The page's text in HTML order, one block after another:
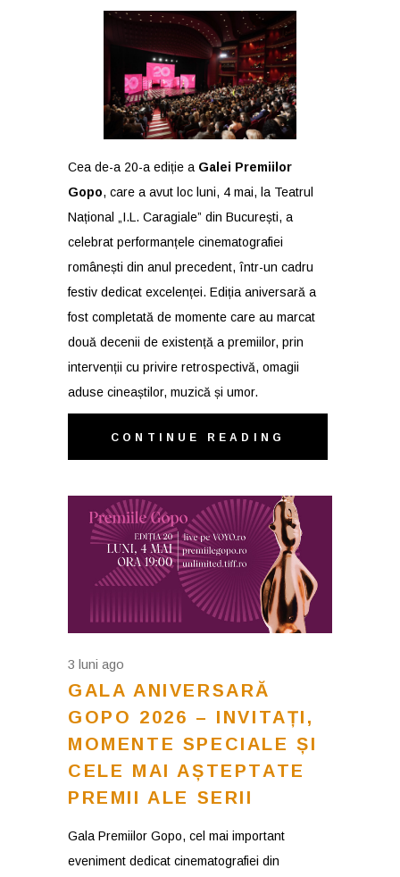
Cea de-a 20-a ediție a Galei Premiilor
Gopo, care a avut loc luni, 4 mai, la Teatrul
Național „I.L. Caragiale” din București, a
celebrat performanțele cinematografiei
românești din anul precedent, într-un cadru
festiv dedicat excelenței. Ediția aniversară a
fost completată de momente care au marcat
două decenii de existență a premiilor, prin
intervenții cu privire retrospectivă, omagii
aduse cineaștilor, muzică și umor.
CONTINUE READING
3 luni ago
GALA ANIVERSARĂ
GOPO 2026 – INVITAȚI,
MOMENTE SPECIALE ȘI
CELE MAI AȘTEPTATE
PREMII ALE SERII
Gala Premiilor Gopo, cel mai important
eveniment dedicat cinematografiei din